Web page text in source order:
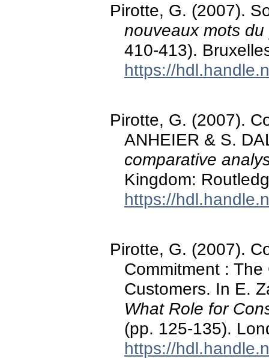
Pirotte, G. (2007).
nouveaux mots
410-413).
https://
Pirotte, G. (2007).
ANHEIER & S.
comparative
Kingdom:
https://
Pirotte, G. (2007).
Commitment :
Customers. In E.
What Role for
(pp. 125-135).
https://